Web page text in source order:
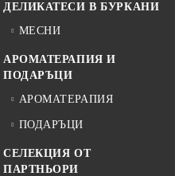
ДЕЛИКАТЕСИ В БУРКАНИ
МЕСНИ
АРОМАТЕРАПИЯ И
ПОДАРЪЦИ
АРОМАТЕРАПИЯ
ПОДАРЪЦИ
СЕЛЕКЦИЯ ОТ
ПАРТНЬОРИ